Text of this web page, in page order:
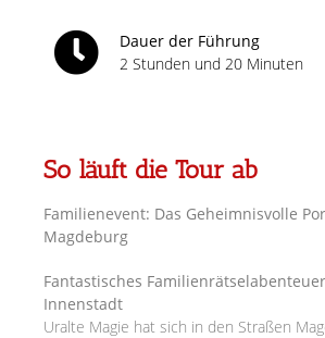
Dauer der Führung
2 Stunden und 20 Minuten
So läuft die Tour ab
Familienevent: Das Geheimnisvolle
Magdeburg
Fantastisches
Innenstadt
Uralte Magie hat sich in den Straßen